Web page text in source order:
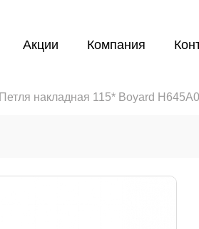
Акции Компания
Петля накладная 115* Boyard